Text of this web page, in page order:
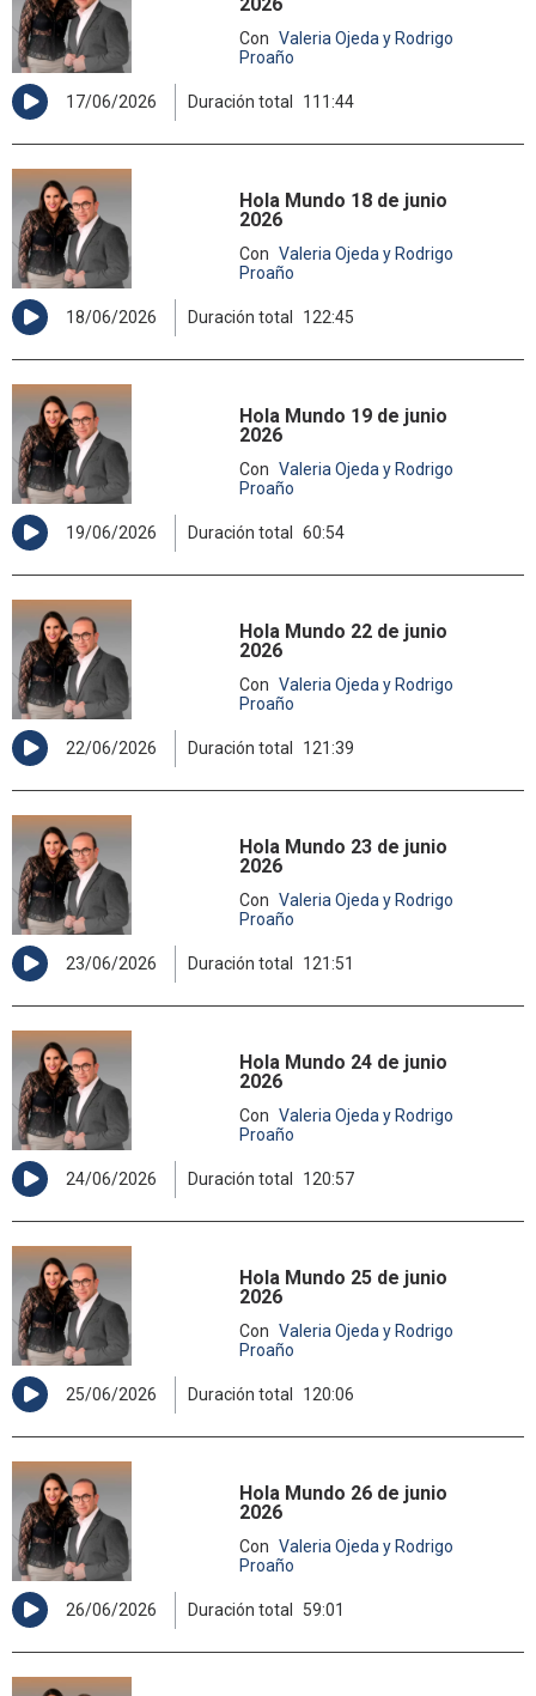
Con Valeria Ojeda y Rodrigo
Proaño
17/06/2026 Duración total 111:44
Hola Mundo 18 de junio
2026
Con Valeria Ojeda y Rodrigo
Proaño
18/06/2026 Duración total 122:45
Hola Mundo 19 de junio
2026
Con Valeria Ojeda y Rodrigo
Proaño
19/06/2026 Duración total 60:54
Hola Mundo 22 de junio
2026
Con Valeria Ojeda y Rodrigo
Proaño
22/06/2026 Duración total 121:39
Hola Mundo 23 de junio
2026
Con Valeria Ojeda y Rodrigo
Proaño
23/06/2026 Duración total 121:51
Hola Mundo 24 de junio
2026
Con Valeria Ojeda y Rodrigo
Proaño
24/06/2026 Duración total 120:57
Hola Mundo 25 de junio
2026
Con Valeria Ojeda y Rodrigo
Proaño
25/06/2026 Duración total 120:06
Hola Mundo 26 de junio
2026
Con Valeria Ojeda y Rodrigo
Proaño
26/06/2026 Duración total 59:01